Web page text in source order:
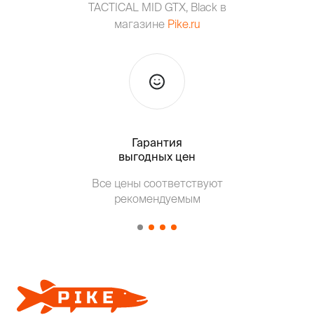
TACTICAL MID GTX, Black в
магазине Pike.ru
Гарантия
выгодных цен
Все цены соответствуют
рекомендуемым